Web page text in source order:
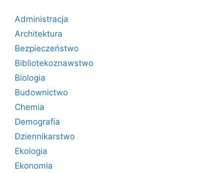
Administracja
Architektura
Bezpieczeństwo
Bibliotekoznawstwo
Biologia
Budownictwo
Chemia
Demografia
Dziennikarstwo
Ekologia
Ekonomia